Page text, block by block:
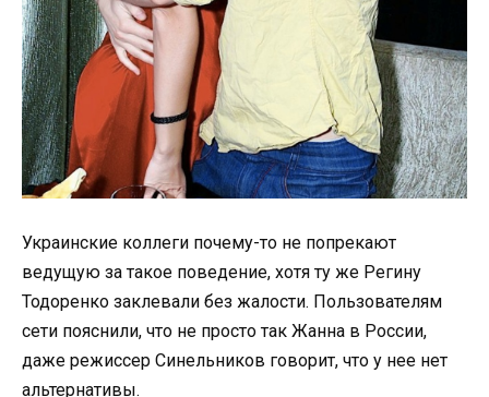
Украинские коллеги почему-то не попрекают
ведущую за такое поведение, хотя ту же Регину
Тодоренко заклевали без жалости. Пользователям
сети пояснили, что не просто так Жанна в России,
даже режиссер Синельников говорит, что у нее нет
альтернативы.